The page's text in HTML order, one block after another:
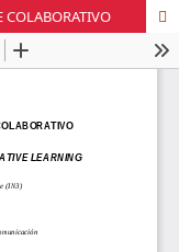
COLABORATIVO